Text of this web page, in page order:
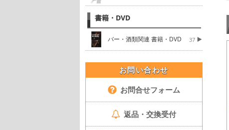
書籍・DVD
バー・酒類関連 書籍・DVD 37
お問い合わせ
お問合せフォーム
返品・交換受付